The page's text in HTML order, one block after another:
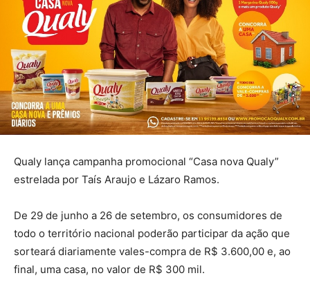
Qualy lança campanha promocional “Casa nova Qualy”
estrelada por Taís Araujo e Lázaro Ramos.
De 29 de junho a 26 de setembro, os consumidores de
todo o território nacional poderão participar da ação que
sorteará diariamente vales-compra de R$ 3.600,00 e, ao
final, uma casa, no valor de R$ 300 mil.